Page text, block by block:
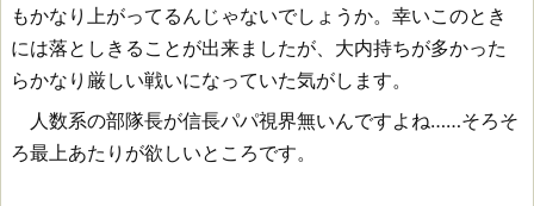
もかなり上がってるんじゃないでしょうか。幸いこのとき
には落としきることが出来ましたが、大内持ちが多かった
らかなり厳しい戦いになっていた気がします。
人数系の部隊長が信長パパ視界無いんですよね……そろそ
ろ最上あたりが欲しいところです。